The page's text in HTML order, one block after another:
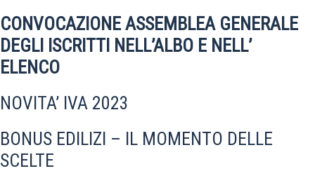
CONVOCAZIONE ASSEMBLEA GENERALE
DEGLI ISCRITTI NELL’ALBO E NELL’
ELENCO
NOVITA’ IVA 2023
BONUS EDILIZI – IL MOMENTO DELLE
SCELTE